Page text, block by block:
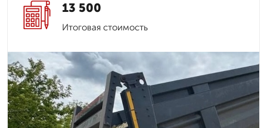
13 500
Итоговая стоимость